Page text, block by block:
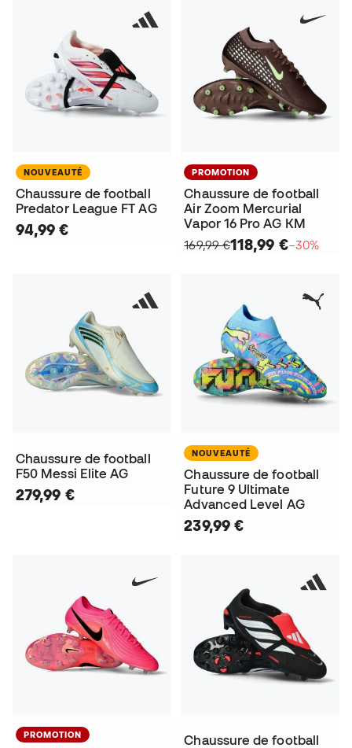
NOUVEAUTÉ
Chaussure de football
Predator League FT AG
94,99 €
PROMOTION
Chaussure de football
Air Zoom Mercurial
Vapor 16 Pro AG KM
169,99 €118,99 €−30%
Chaussure de football
F50 Messi Elite AG
279,99 €
NOUVEAUTÉ
Chaussure de football
Future 9 Ultimate
Advanced Level AG
239,99 €
PROMOTION
Chaussure de football